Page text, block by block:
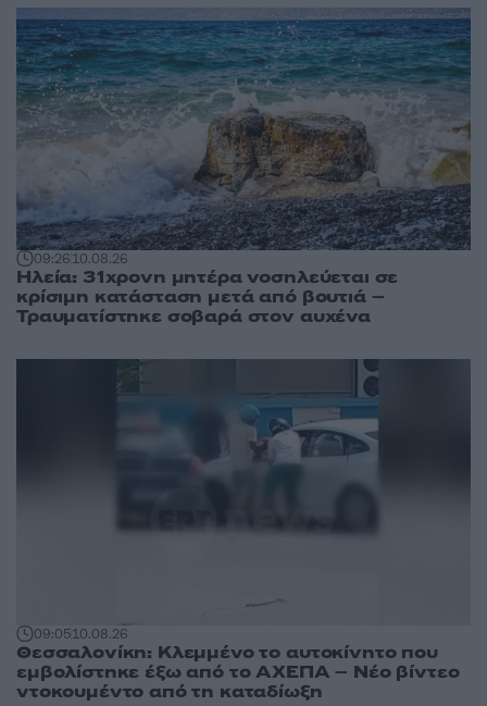
09:2610.08.26
Ηλεία: 31χρονη μητέρα νοσηλεύεται σε
κρίσιμη κατάσταση μετά από βουτιά –
Τραυματίστηκε σοβαρά στον αυχένα
09:0510.08.26
Θεσσαλονίκη: Κλεμμένο το αυτοκίνητο που
εμβολίστηκε έξω από το ΑΧΕΠΑ – Νέο βίντεο
ντοκουμέντο από τη καταδίωξη